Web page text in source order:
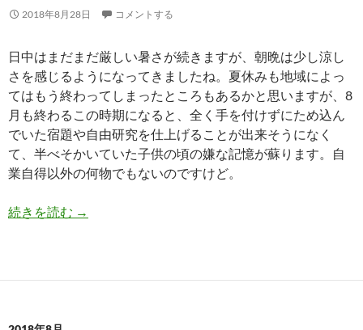
2018年8月28日 コメントする
日中はまだまだ厳しい暑さが続きますが、朝晩は少し涼し
さを感じるようになってきましたね。夏休みも地域によっ
てはもう終わってしまったところもあるかと思いますが、8
月も終わるこの時期になると、全く手を付けずにため込ん
でいた宿題や自由研究を仕上げることが出来そうになく
て、半べそかいていた子供の頃の嫌な記憶が蘇ります。自
業自得以外の何物でもないのですけど。
続きを読む 夏の出張から無事に帰還して残務処理もほぼ片
→